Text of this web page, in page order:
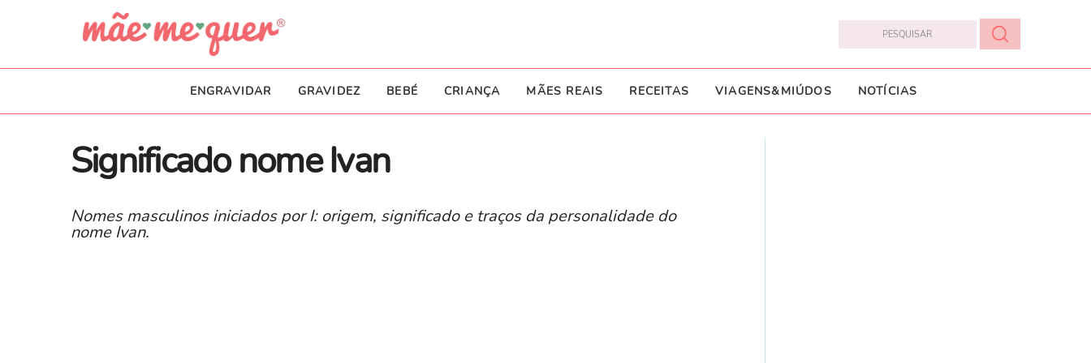
ENGRAVIDAR GRAVIDEZ BEBÉ CRIANÇA MÃES REAIS RECEITAS VIAGENS&MIÚDOS NOTÍCIAS
Significado nome Ivan
Nomes masculinos iniciados por I: origem, significado e traços da personalidade do
nome Ivan.